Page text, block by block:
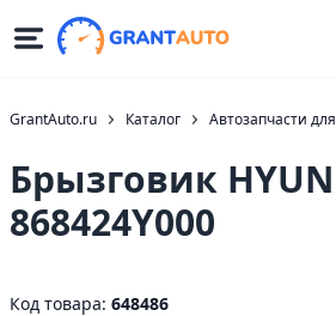
GrantAuto.ru Каталог Автозапчасти
Брызговик
868424Y000
Код товара: 648486